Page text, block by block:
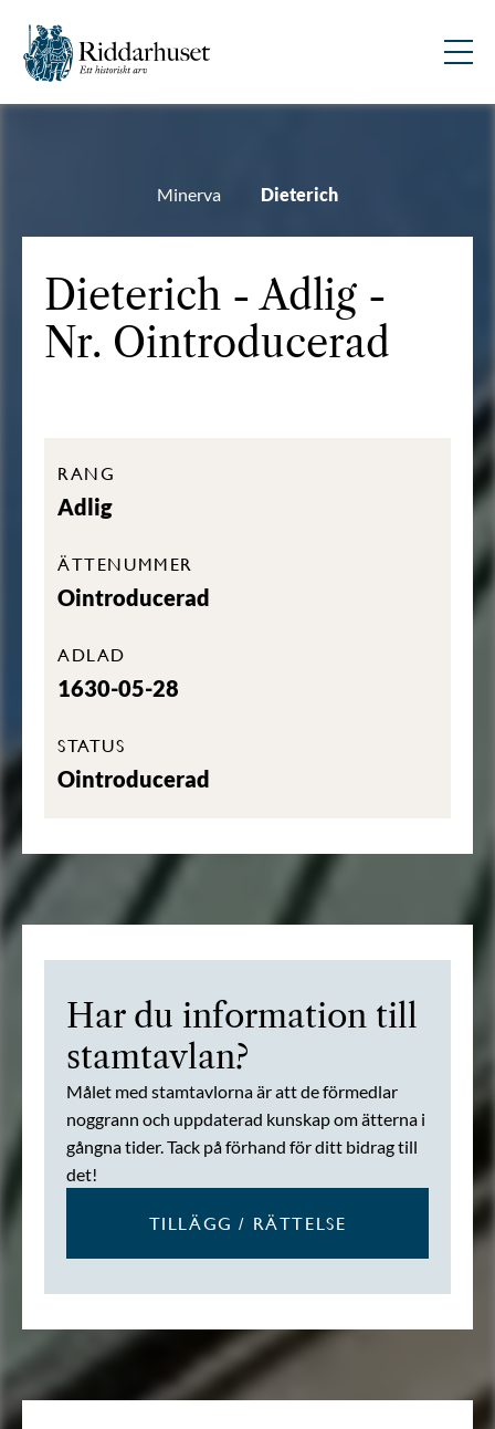
Minerva Dieterich
Dieterich - Adlig -
Nr. Ointroducerad
RANG
Adlig
ÄTTENUMMER
Ointroducerad
ADLAD
1630-05-28
STATUS
Ointroducerad
Har du information till
stamtavlan?
Målet med stamtavlorna är att de förmedlar
noggrann och uppdaterad kunskap om ätterna i
gångna tider. Tack på förhand för ditt bidrag till
det!
TILLÄGG / RÄTTELSE